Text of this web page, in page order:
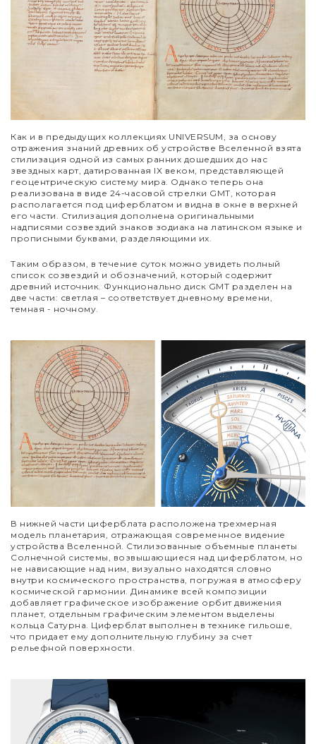
Как и в предыдущих коллекциях UNIVERSUM, за основу
отражения знаний древних об устройстве Вселенной взята
стилизация одной из самых ранних дошедших до нас
звездных карт, датированная IX веком, представляющей
геоцентрическую систему мира. Однако теперь она
реализована в виде 24-часовой стрелки GMT, которая
располагается под циферблатом и видна в окне в верхней
его части. Стилизация дополнена оригинальными
надписями созвездий знаков зодиака на латинском языке и
прописными буквами, разделяющими их.
Таким образом, в течение суток можно увидеть полный
список созвездий и обозначений, который содержит
древний источник. Функционально диск GMT разделен на
две части: светлая – соответствует дневному времени,
темная - ночному.
В нижней части циферблата расположена трехмерная
модель планетария, отражающая современное видение
устройства Вселенной. Стилизованные объемные планеты
Солнечной системы, возвышающиеся над циферблатом, но
не нависающие над ним, визуально находятся словно
внутри космического пространства, погружая в атмосферу
космической гармонии. Динамике всей композиции
добавляет графическое изображение орбит движения
планет, отдельным графическим элементом выделены
кольца Сатурна. Циферблат выполнен в технике гильоше,
что придает ему дополнительную глубину за счет
рельефной поверхности.